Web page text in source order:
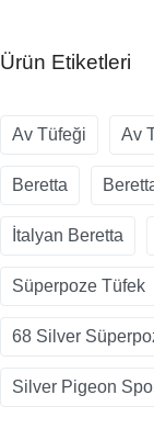
Ürün Etiketleri
Av Tüfeği Av
Beretta
İtalyan Beretta
Süperpoze Tüfek
68 Silver
Silver Pigeon